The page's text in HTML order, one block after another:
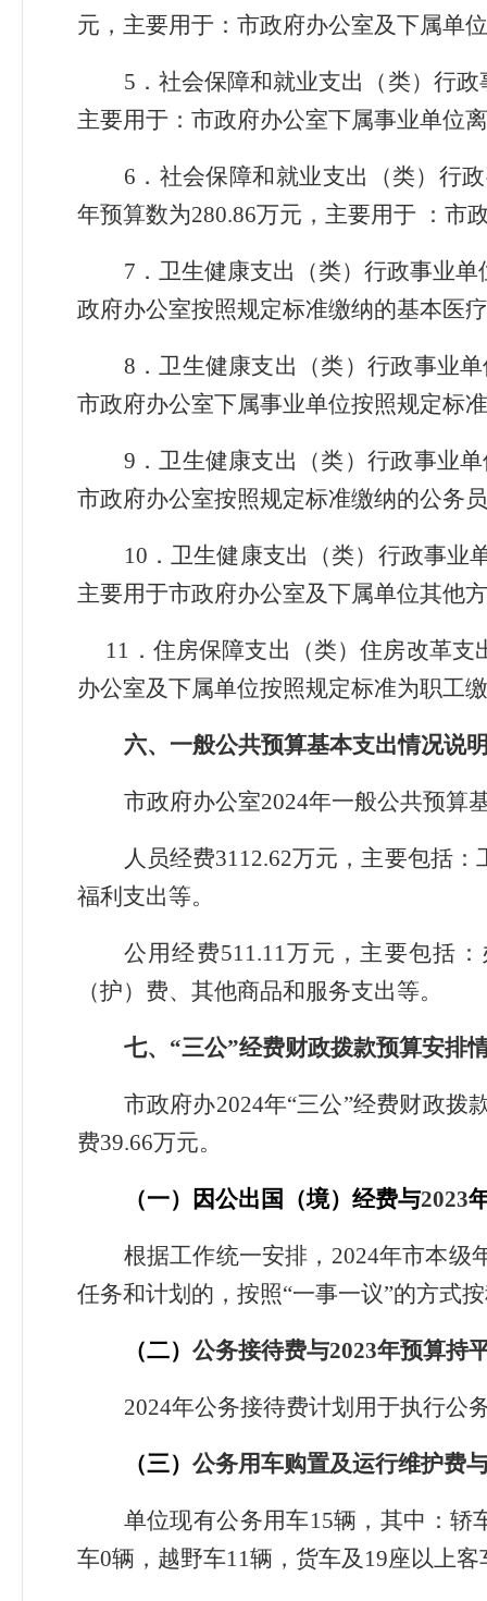
元，主要用于：市政府办公室及下属单
5．社会保障和就业支出（类）行
主要用于：市政府办公室下属事业单位
6．社会保障和就业支出（类）行
年预算数为280.86万元，主要用于 ：市
7．卫生健康支出（类）行政事业
政府办公室按照规定标准缴纳的基本医
8．卫生健康支出（类）行政事业
市政府办公室下属事业单位按照规定标
9．卫生健康支出（类）行政事业
市政府办公室按照规定标准缴纳的公务
10．卫生健康支出（类）行政事业
主要用于市政府办公室及下属单位其他
11．住房保障支出（类）住房改革支
办公室及下属单位按照规定标准为职工
六、一般公共预算基本支出情况说
市政府办公室2024年一般公共预算
人员经费3112.62万元，主要包括
福利支出等。
公用经费511.11万元，主要包括
（护）费、其他商品和服务支出等。
七、“三公”经费财政拨款预算安排
市政府办2024年“三公”经费财政拨
费39.66万元。
（一）因公出国（境）经费与2023
根据工作统一安排，2024年市本级
任务和计划的，按照“一事一议”的方式
（二） 公务接待费与2023年预算持
2024年公务接待费计划用于执行公
（三） 公务用车购置及运行维护费
单位现有公务用车15辆，其中：轿
车0辆，越野车11辆，货车及19座以上